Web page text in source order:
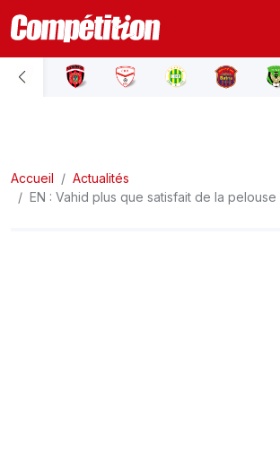
ACCUEIL
LIGUE 2
Accueil
Actualités
EN : Vahid plus que satisfait de la